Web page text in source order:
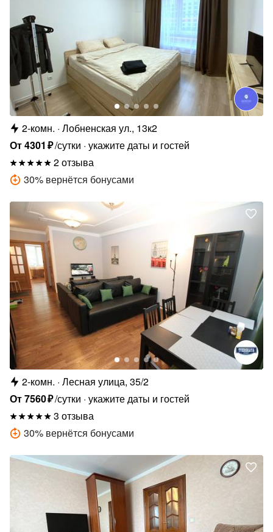
2-комн. Лобненская ул., 13к2
От4301 ₽/сутки укажите даты и гостей
2 отзыва
30% вернётся бонусами
2-комн. Лесная улица, 35/2
От7560₽/сутки укажите даты и гостей
3 отзыва
30% вернётся бонусами